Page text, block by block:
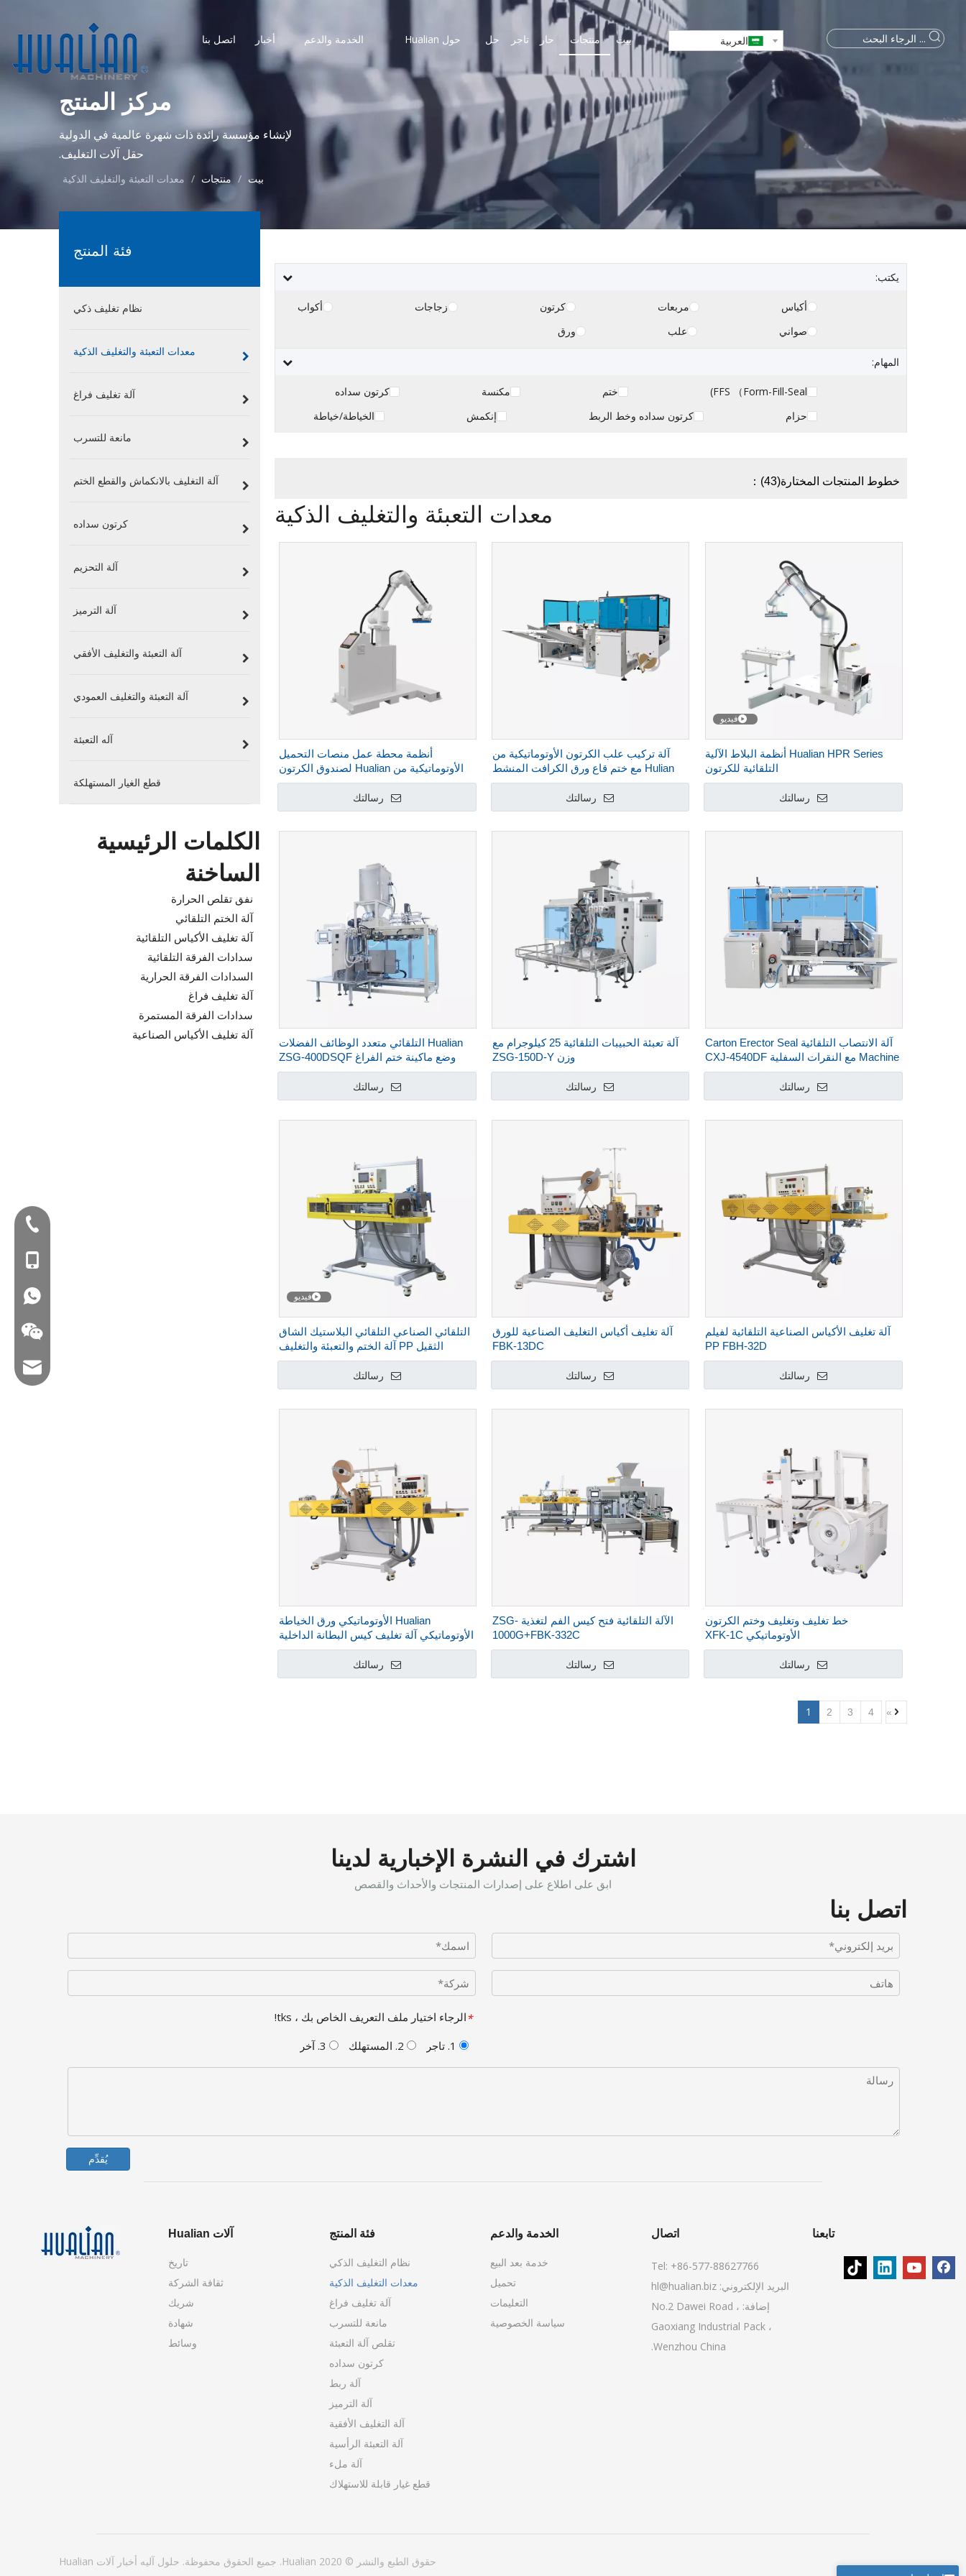
بيت منتجات حار تاجر حل حول Hualian الخدمة والدعم أخبار اتصل بنا العربية
مركز المنتج
لإنشاء مؤسسة رائدة ذات شهرة عالمية في الدولية
حقل آلات التغليف.
بيت / منتجات / معدات التعبئة والتغليف الذكية
فئة المنتج
نظام تغليف ذكي
معدات التعبئة والتغليف الذكية
آلة تغليف فراغ
مانعة للتسرب
آلة التغليف بالانكماش والقطع الختم
كرتون سداده
آلة التحزيم
آلة الترميز
آلة التعبئة والتغليف الأفقي
آلة التعبئة والتغليف العمودي
آله التعبئة
قطع الغيار المستهلكة
الكلمات الرئيسية
الساخنة
نفق تقلص الحرارة
آلة الختم التلقائي
آلة تغليف الأكياس التلقائية
سدادات الفرقة التلقائية
السدادات الفرقة الحرارية
آلة تغليف فراغ
سدادات الفرقة المستمرة
آلة تغليف الأكياس الصناعية
يكتب:
أكياس مربعات كرتون زجاجات
أكواب
صواني
علب ورق
المهام:
FFS （Form-Fill-Seal) ختم مكنسة
كرتون سداده
حزام
كرتون سداده وخط الربط إنكمش الخياطة/خياطة
خطوط المنتجات المختارة(43)：
معدات التعبئة والتغليف الذكية
أنظمة محطة عمل منصات التحميل
الأوتوماتيكية من Hualian لصندوق الكرتون
HPR-40-6
رسالتك
آلة تركيب علب الكرتون الأوتوماتيكية من
Hulian مع ختم قاع ورق الكرافت المنشط
بالماء HCE-544W-L
رسالتك
فيديو
Hualian HPR Series أنظمة البلاط الآلية
التلقائية للكرتون
رسالتك
Hualian التلقائي متعدد الوظائف الفضلات
وضع ماكينة ختم الفراغ ZSG-400DSQF
رسالتك
آلة تعبئة الحبيبات التلقائية 25 كيلوجرام مع
وزن ZSG-150D-Y
رسالتك
آلة الانتصاب التلقائية Carton Erector Seal
Machine مع النقرات السفلية CXJ-4540DF
رسالتك
فيديو
التلقائي الصناعي التلقائي البلاستيك الشاق
الثقيل PP آلة الختم والتعبئة والتغليف
لتخصيب الأرز FBH-S
رسالتك
آلة تغليف أكياس التغليف الصناعية للورق
FBK-13DC
رسالتك
آلة تغليف الأكياس الصناعية التلقائية لفيلم
PP FBH-32D
رسالتك
Hualian الأوتوماتيكي ورق الخياطة
الأوتوماتيكي آلة تغليف كيس البطانة الداخلية
مع مؤشر ترابط FBK-332C
رسالتك
الآلة التلقائية فتح كيس الفم لتغذية ZSG-
1000G+FBK-332C
رسالتك
خط تغليف وتغليف وختم الكرتون
الأوتوماتيكي XFK-1C
رسالتك
1 2 3 4 »
اشترك في النشرة الإخبارية لدينا
ابق على اطلاع على إصدارات المنتجات والأحداث والقصص
اتصل بنا
*الرجاء اختيار ملف التعريف الخاص بك ، tks!
يُقدِّم
آلات Hualian
تاريخ
ثقافة الشركة
شريك
شهادة
وسائط
فئة المنتج
نظام التغليف الذكي
معدات التغليف الذكية
آلة تغليف فراغ
مانعة للتسرب
تقلص آلة التعبئة
كرتون سداده
آلة ربط
آلة الترميز
آلة التغليف الأفقية
آلة التعبئة الرأسية
آلة ملء
قطع غيار قابلة للاستهلاك
الخدمة والدعم
خدمة بعد البيع
تحميل
التعليمات
سياسة الخصوصية
اتصال
Tel: +86-577-88627766
البريد الإلكتروني: hl@hualian.biz
إضافة: No.2 Dawei Road ،
Gaoxiang Industrial Pack ،
Wenzhou China.
Tel:+86-577-88627766
WA: 0086 18858715170
تابعنا
حقوق الطبع والنشر © 2020 Hualian. جميع الحقوق محفوظة. حلولآليه أخبارآلات Hualian